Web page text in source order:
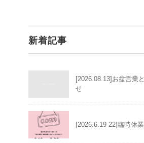
新着記事
[2026.08.13]お盆営業
せ
[2026.6.19-22]臨時休